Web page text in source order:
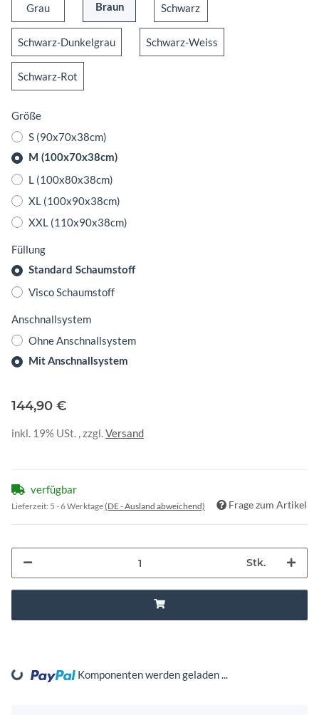
GrauGrau BraunBraun SchwarzSchwarz
Schwarz-DunkelgrauSchwarz-Dunkelgrau
Schwarz-Weiss
Schwarz-Rot
Größe
S (90x70x38cm)
M (100x70x38cm)
L (100x80x38cm)
XL (100x90x38cm)
XXL (110x90x38cm)
Füllung
Standard Schaumstoff
Visco Schaumstoff
Anschnallsystem
Ohne Anschnallsystem
Mit Anschnallsystem
144,90 €
inkl. 19% USt. , zzgl.Versand
verfügbar
Lieferzeit: 5 - 6 Werktage(DE - Ausland abweichend) Frage zum Artikel
Stk.
Komponenten werden geladen ...